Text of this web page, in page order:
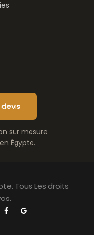
sur mesure
Égypte.
Tous Les droits